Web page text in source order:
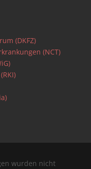
(DKFZ)
(NCT)
wurden nicht